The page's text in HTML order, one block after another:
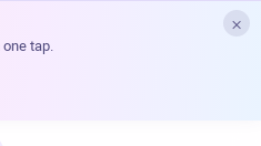
×
one tap.